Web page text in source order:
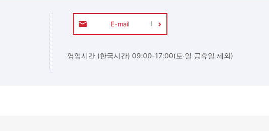
E-mail
영업시간 (한국시간) 09:00-17:00(토∙일 공휴일 제외)